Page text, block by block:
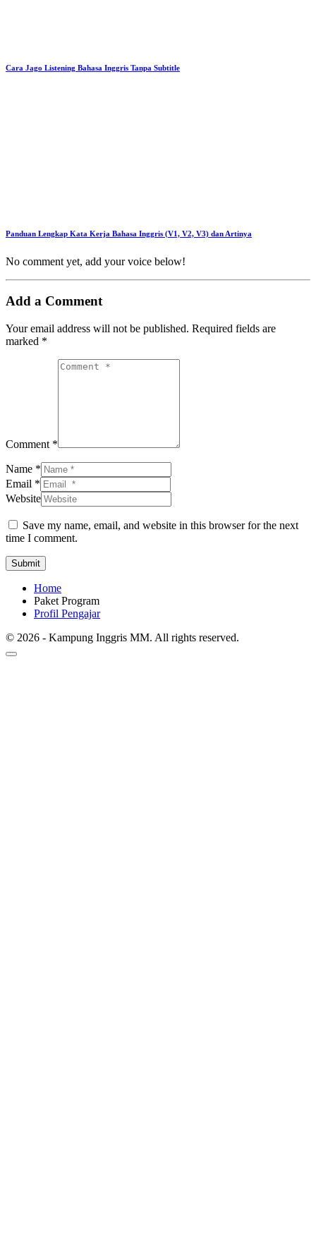
Cara Jago Listening Bahasa Inggris Tanpa Subtitle
Panduan Lengkap Kata Kerja Bahasa Inggris (V1, V2, V3) dan Artinya
No comment yet, add your voice below!
Add a Comment
Your email address will not be published. Required fields are
marked *
Comment *
Name *
Email *
Website
Save my name, email, and website in this browser for the next
time I comment.
Submit
Home
Paket Program
Profil Pengajar
© 2026 - Kampung Inggris MM. All rights reserved.